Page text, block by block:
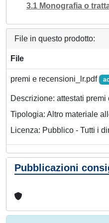
3.1 Monografia o
File in questo prodotto:
File
premi e recensioni_lr.pdf
Descrizione: attestati
Tipologia: Altro materiale
Licenza: Pubblico - Tutti i
Pubblicazioni